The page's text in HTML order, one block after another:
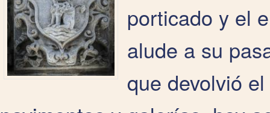
porticado y el
alude a su
que devolvió